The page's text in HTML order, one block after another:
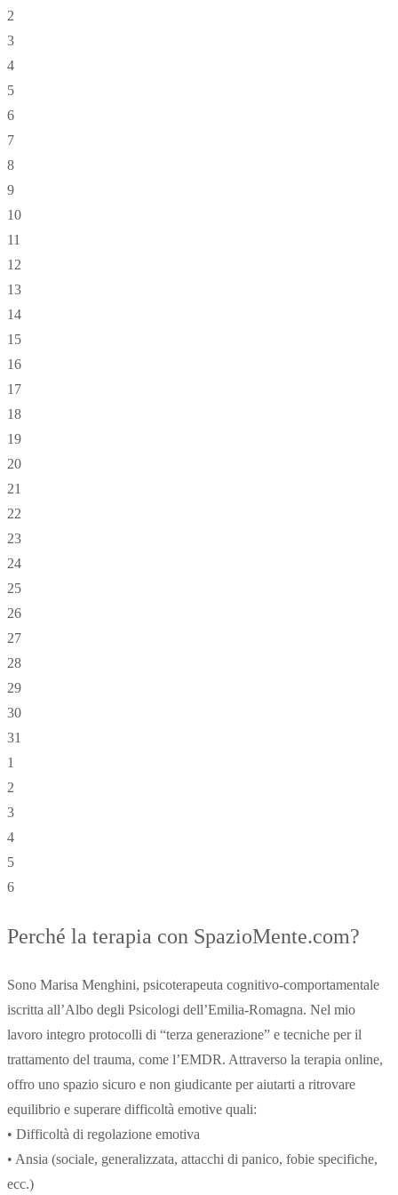
2
3
4
5
6
7
8
9
10
11
12
13
14
15
16
17
18
19
20
21
22
23
24
25
26
27
28
29
30
31
1
2
3
4
5
6
Perché la terapia con SpazioMente.com?
Sono Marisa Menghini, psicoterapeuta cognitivo-comportamentale
iscritta all’Albo degli Psicologi dell’Emilia-Romagna. Nel mio
lavoro integro protocolli di “terza generazione” e tecniche per il
trattamento del trauma, come l’EMDR. Attraverso la terapia online,
offro uno spazio sicuro e non giudicante per aiutarti a ritrovare
equilibrio e superare difficoltà emotive quali:
• Difficoltà di regolazione emotiva
• Ansia (sociale, generalizzata, attacchi di panico, fobie specifiche,
ecc.)